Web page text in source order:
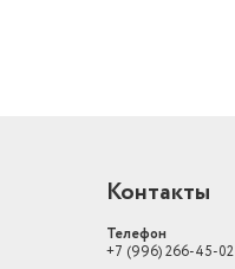
Контакты
Телефон
+7 (996) 266-45-02